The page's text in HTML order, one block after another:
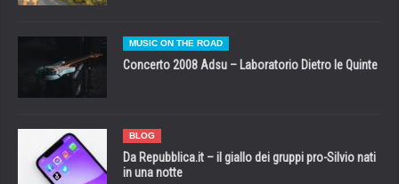
MUSIC ON THE ROAD
Concerto 2008 Adsu – Laboratorio Dietro le Quinte
BLOG
Da Repubblica.it – il giallo dei gruppi pro-Silvio nati
in una notte